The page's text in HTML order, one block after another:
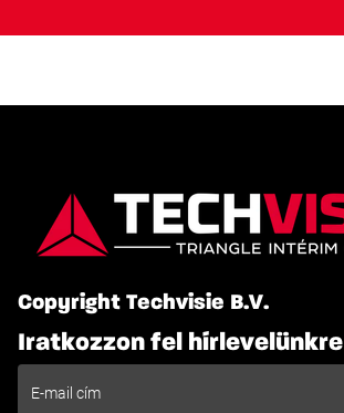
Copyright Techvisie B.V.
Iratkozzon fel hírlevelünkre